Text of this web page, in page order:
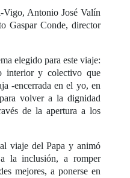
Vigo, Antonio José Valín
Gaspar Conde, director
elegido para este viaje:
interior y colectivo que
-encerrada en el yo, en
volver a la dignidad
de la apertura a los
viaje del Papa y animó
la inclusión, a romper
mejores, a ponerse en